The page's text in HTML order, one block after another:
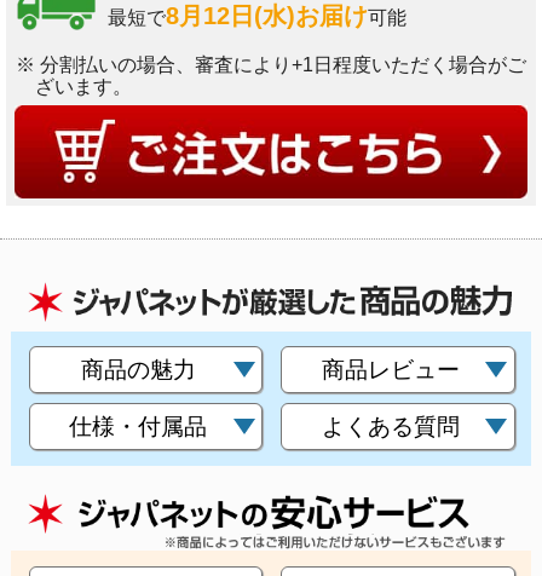
最短で8月12日(水)お届け可能
※ 分割払いの場合、審査により+1日程度いただく場合がご
ざいます。
商品の魅力 商品レビュー
仕様・付属品 よくある質問